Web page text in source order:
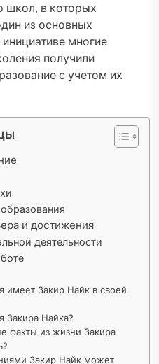
школ, в которых
из основных
многие
получили
с учетом их
и достижения
деятельности
имеет Закир Найк в своей
Закира Найка?
факты из жизни Закира
Закир Найк может